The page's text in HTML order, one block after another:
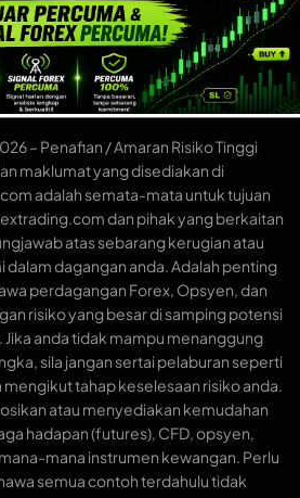
– Penafian / Amaran Risiko Tinggi
maklumat yang disediakan di
adalah semata-mata untuk tujuan
dan pihak yang berkaitan
atas sebarang kerugian atau
dalam dagangan anda. Adalah penting
perdagangan Forex, Opsyen, dan
risiko yang besar di samping potensi
anda tidak mampu menanggung
sila jangan sertai pelaburan seperti
mengikut tahap keselesaan risiko anda.
atau menyediakan kemudahan
hadapan (futures), CFD, opsyen,
mana instrumen kewangan. Perlu
semua contoh terdahulu tidak